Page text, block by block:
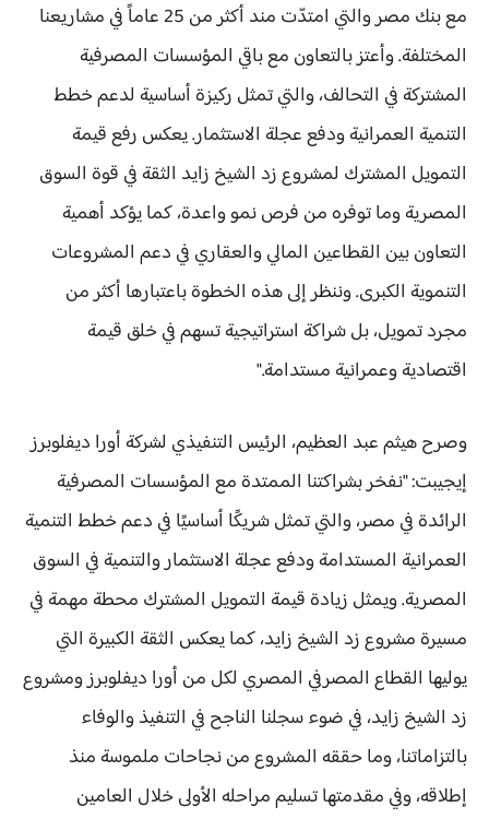
مع بنك مصر والتي امتدّت مند أكثر من 25 عاماً في مشاريعنا
المختلفة. وأعتز بالتعاون مع باقي المؤسسات المصرفية
المشتركة في التحالف، والتي تمثل ركيزة أساسية لدعم خطط
التنمية العمرانية ودفع عجلة الاستثمار. يعكس رفع قيمة
التمويل المشترك لمشروع زد الشيخ زايد الثقة في قوة السوق
المصرية وما توفره من فرص نمو واعدة، كما يؤكد أهمية
التعاون بين القطاعين المالي والعقاري في دعم المشروعات
التنموية الكبرى. وننظر إلى هذه الخطوة باعتبارها أكثر من
مجرد تمويل، بل شراكة استراتيجية تسهم في خلق قيمة
اقتصادية وعمرانية مستدامة."
وصرح هيثم عبد العظيم، الرئيس التنفيذي لشركة أورا ديفلوبرز
إيجيبت: "نفخر بشراكتنا الممتدة مع المؤسسات المصرفية
الرائدة في مصر، والتي تمثل شريكًا أساسيًا في دعم خطط التنمية
العمرانية المستدامة ودفع عجلة الاستثمار والتنمية في السوق
المصرية. ويمثل زيادة قيمة التمويل المشترك محطة مهمة في
مسيرة مشروع زد الشيخ زايد، كما يعكس الثقة الكبيرة التي
يوليها القطاع المصرفي المصري لكل من أورا ديفلوبرز ومشروع
زد الشيخ زايد، في ضوء سجلنا الناجح في التنفيذ والوفاء
بالتزاماتنا، وما حققه المشروع من نجاحات ملموسة منذ
إطلاقه، وفي مقدمتها تسليم مراحله الأولى خلال العامين